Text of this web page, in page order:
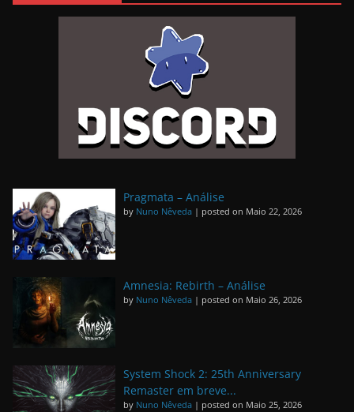
Pragmata – Análise
by Nuno Nêveda | posted on Maio 22, 2026
Amnesia: Rebirth – Análise
by Nuno Nêveda | posted on Maio 26, 2026
System Shock 2: 25th Anniversary
Remaster em breve...
by Nuno Nêveda | posted on Maio 25, 2026